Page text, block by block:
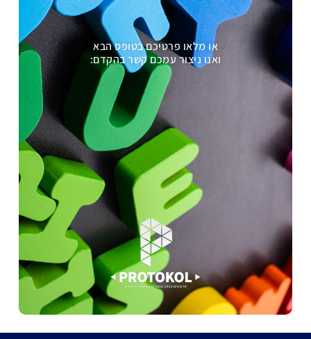
או מלאו פרטיכם בטופס הבא
ואנו ניצור עמכם קשר בהקדם: